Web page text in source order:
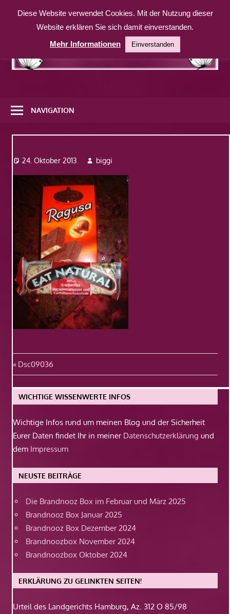
Inhalt
weitere
Website
NAVIGATION
24. Oktober 2013 biggi
Beitragsnavigation
Vorheriger
Beitrag:
Dsc09036
WICHTIGE WISSENWERTE INFOS
Wichtige Infos rund um meinen Blog und der Sicherheit
Eurer Daten findet Ihr in meiner Datenschutzerklärung und
dem Impressum
NEUSTE BEITRÄGE
Die Brandnooz Box im Februar und März 2025
Brandnooz Box Januar 2025
Brandnooz Box Dezember 2024
Brandnoozbox November 2024
Brandnoozbox Oktober 2024
ERKLÄRUNG ZU GELINKTEN SEITEN!
Urteil des Landgerichts Hamburg, Az. 312 O 85/98
Diese Website verwendet Cookies. Mit der Nutzung dieser
Website erklären Sie sich damit einverstanden.
Mehr Informationen
Einverstanden